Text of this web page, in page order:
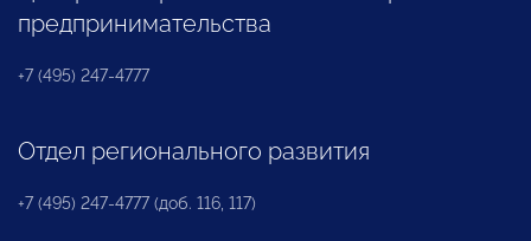
предпринимательства
+7 (495) 247-4777
Отдел регионального развития
+7 (495) 247-4777 (доб. 116, 117)